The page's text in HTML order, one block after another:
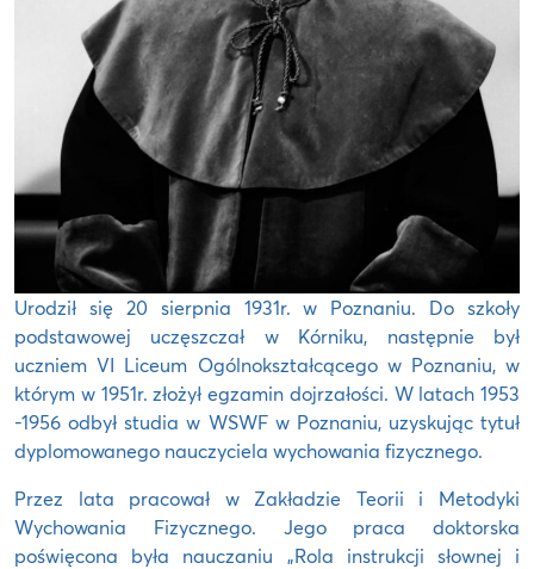
Urodził się 20 sierpnia 1931r. w Poznaniu. Do szkoły
podstawowej uczęszczał w Kórniku, następnie był
uczniem VI Liceum Ogólnokształcącego w Poznaniu, w
którym w 1951r. złożył egzamin dojrzałości. W latach 1953
-1956 odbył studia w WSWF w Poznaniu, uzyskując tytuł
dyplomowanego nauczyciela wychowania fizycznego.
Przez lata pracował w Zakładzie Teorii i Metodyki
Wychowania Fizycznego. Jego praca doktorska
poświęcona była nauczaniu „Rola instrukcji słownej i